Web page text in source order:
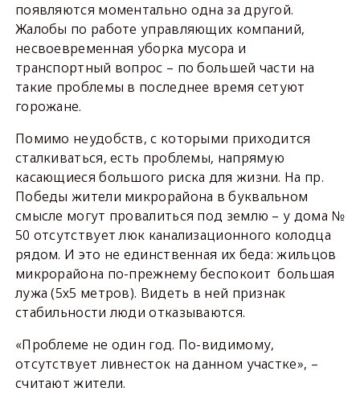
появляются моментально одна за другой.
Жалобы по работе управляющих компаний,
несвоевременная уборка мусора и
транспортный вопрос – по большей части на
такие проблемы в последнее время сетуют
горожане.
Помимо неудобств, с которыми приходится
сталкиваться, есть проблемы, напрямую
касающиеся большого риска для жизни. На пр.
Победы жители микрорайона в буквальном
смысле могут провалиться под землю – у дома №
50 отсутствует люк канализационного колодца
рядом. И это не единственная их беда: жильцов
микрорайона по-прежнему беспокоит большая
лужа (5х5 метров). Видеть в ней признак
стабильности люди отказываются.
«Проблеме не один год. По-видимому,
отсутствует ливнесток на данном участке», –
считают жители.